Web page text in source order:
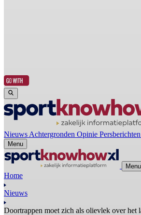
Nieuws Achtergronden Opinie Persberichten
Menu
Menu
Home
Nieuws
Doortrappen moet zich als olievlek over het